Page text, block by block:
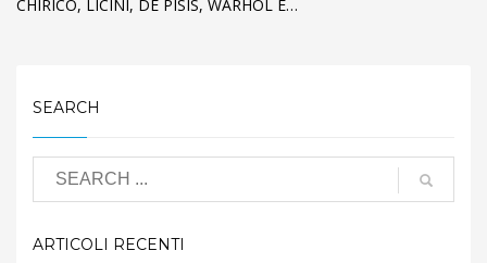
CHIRICO, LICINI, DE PISIS, WARHOL E…
SEARCH
ARTICOLI RECENTI